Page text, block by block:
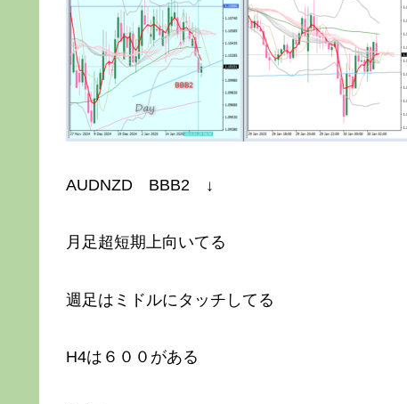
AUDNZD BBB2 ↓
月足超短期上向いてる
週足はミドルにタッチしてる
H4は６００がある